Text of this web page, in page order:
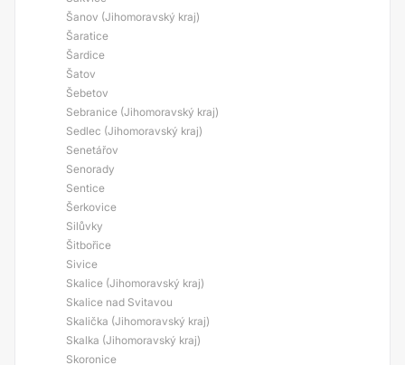
Šanov (Jihomoravský kraj)
Šaratice
Šardice
Šatov
Šebetov
Sebranice (Jihomoravský kraj)
Sedlec (Jihomoravský kraj)
Senetářov
Senorady
Sentice
Šerkovice
Silůvky
Šitbořice
Sivice
Skalice (Jihomoravský kraj)
Skalice nad Svitavou
Skalička (Jihomoravský kraj)
Skalka (Jihomoravský kraj)
Skoronice